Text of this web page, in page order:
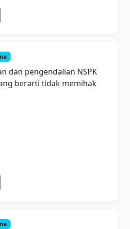
dan pengendalian NSPK
berarti tidak memihak